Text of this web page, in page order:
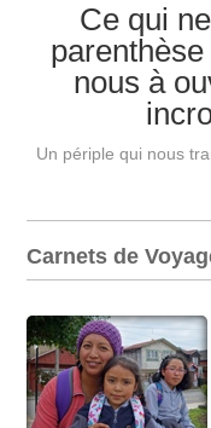
Ce qui
nous à
Un périple qui nous
Carnets de